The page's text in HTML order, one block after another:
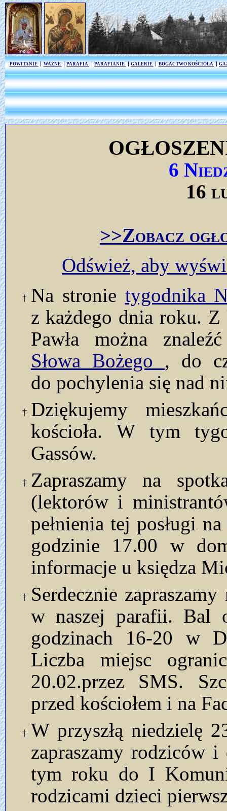
POWITANIE WAŻNE PARAFIA PARAFIANIE GALERIE BOGACTWO KOŚCIOŁA
6
16
>>Zobacz
Odśwież, aby
Na stronie tygodnika
z każdego dnia roku. Z
Pawła można
Słowa Bożego , do
do pochylenia się nad
Dziękujemy
kościoła. W tym
Gassów.
Zapraszamy na
(lektorów i
pełnienia tej posługi
godzinie 17.00 w
informacje u księdza
Serdecznie
w naszej parafii. Bal
godzinach 16-20 w
Liczba miejsc
20.02.przez SMS.
przed kościołem i na
W przyszłą niedzielę
zapraszamy rodziców
tym roku do I
rodzicami dzieci